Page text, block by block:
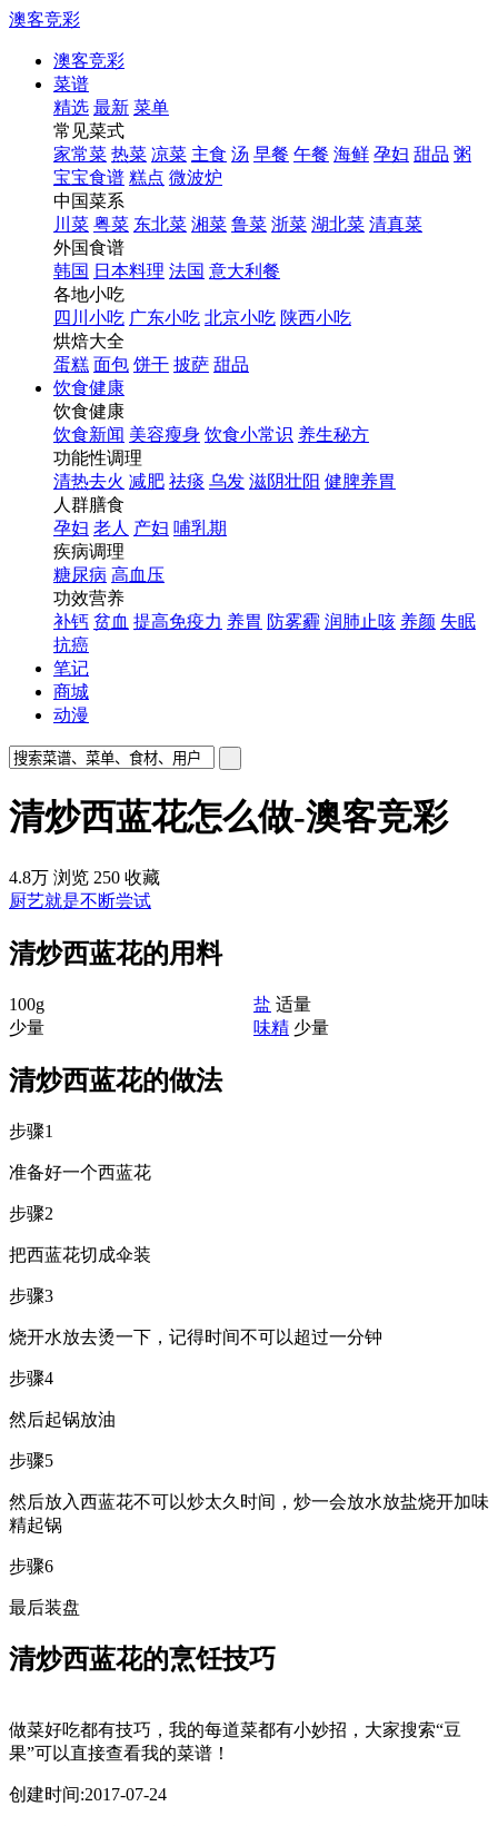
澳客竞彩
澳客竞彩
菜谱
精选 最新 菜单
常见菜式
家常菜 热菜 凉菜 主食 汤 早餐 午餐 海鲜 孕妇 甜品 粥
宝宝食谱 糕点 微波炉
中国菜系
川菜 粤菜 东北菜 湘菜 鲁菜 浙菜 湖北菜 清真菜
外国食谱
韩国 日本料理 法国 意大利餐
各地小吃
四川小吃 广东小吃 北京小吃 陕西小吃
烘焙大全
蛋糕 面包 饼干 披萨 甜品
饮食健康
饮食健康
饮食新闻 美容瘦身 饮食小常识 养生秘方
功能性调理
清热去火 减肥 祛痰 乌发 滋阴壮阳 健脾养胃
人群膳食
孕妇 老人 产妇 哺乳期
疾病调理
糖尿病 高血压
功效营养
补钙 贫血 提高免疫力 养胃 防雾霾 润肺止咳 养颜 失眠
抗癌
笔记
商城
动漫
清炒西蓝花怎么做-澳客竞彩
4.8万 浏览 250 收藏
厨艺就是不断尝试
清炒西蓝花的用料
100g 盐 适量
少量
味精 少量
清炒西蓝花的做法
步骤1
准备好一个西蓝花
步骤2
把西蓝花切成伞装
步骤3
烧开水放去烫一下，记得时间不可以超过一分钟
步骤4
然后起锅放油
步骤5
然后放入西蓝花不可以炒太久时间，炒一会放水放盐烧开加味
精起锅
步骤6
最后装盘
清炒西蓝花的烹饪技巧
做菜好吃都有技巧，我的每道菜都有小妙招，大家搜索“豆
果”可以直接查看我的菜谱！
创建时间:2017-07-24